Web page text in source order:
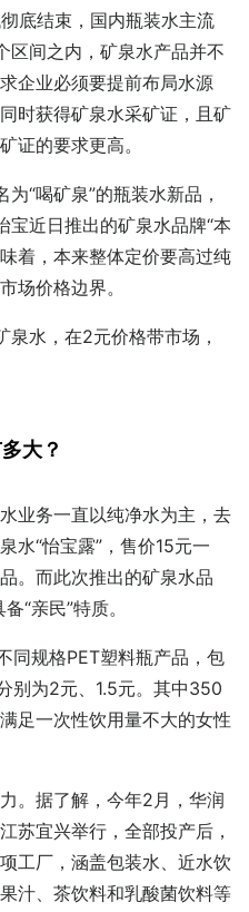
底结束，国内瓶装水主流
区间之内，矿泉水产品并不
企业必须要提前布局水源
时获得矿泉水采矿证，且矿
证的要求更高。
“喝矿泉”的瓶装水新品，
近日推出的矿泉水品牌“本
着，本来整体定价要高过纯
场价格边界。
水，在2元价格带市场，
大？
业务一直以纯净水为主，去
水“怡宝露”，售价15元一
。而此次推出的矿泉水品
“亲民”特质。
同规格PET塑料瓶产品，包
别为2元、1.5元。其中350
足一次性饮用量不大的女性
。据了解，今年2月，华润
苏宜兴举行，全部投产后，
工厂，涵盖包装水、近水饮
汁、茶饮料和乳酸菌饮料等